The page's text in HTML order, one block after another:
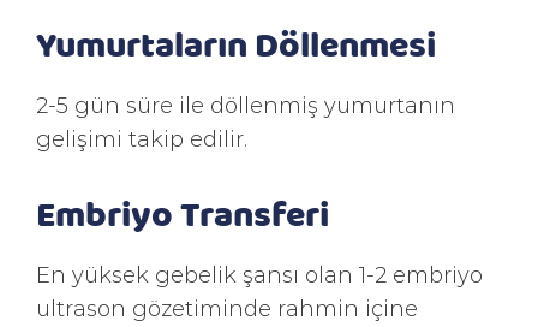
Yumurtaların Döllenmesi
2-5 gün süre ile döllenmiş yumurtanın
gelişimi takip edilir.
Embriyo Transferi
En yüksek gebelik şansı olan 1-2 embriyo
ultrason gözetiminde rahmin içine